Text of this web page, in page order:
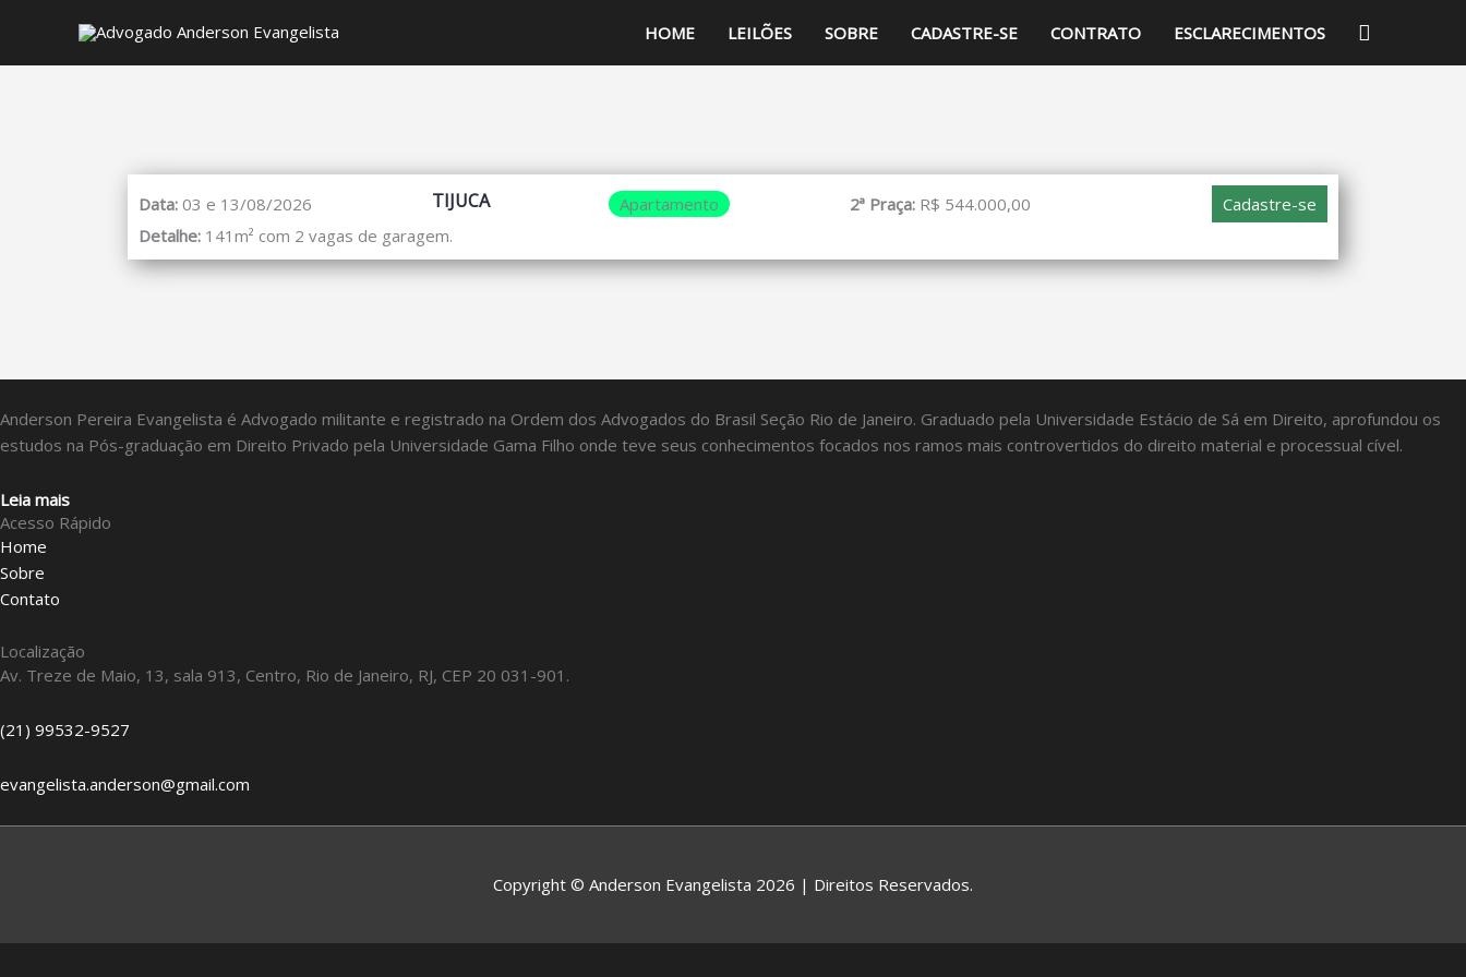
HOME LEILÕES SOBRE CADASTRE-SE CONTRATO ESCLARECIMENTOS
Data: 03 e 13/08/2026 TIJUCA Apartamento 2ª Praça: R$ 544.000,00
Cadastre-se
Detalhe: 141m² com 2 vagas de garagem.
Anderson Pereira Evangelista é Advogado militante e registrado na Ordem dos Advogados do Brasil Seção Rio de Janeiro. Graduado pela Universidade Estácio de Sá em Direito, aprofundou os
estudos na Pós-graduação em Direito Privado pela Universidade Gama Filho onde teve seus conhecimentos focados nos ramos mais controvertidos do direito material e processual cível.
Leia mais
Acesso Rápido
Home
Sobre
Contato
Localização
Av. Treze de Maio, 13, sala 913, Centro, Rio de Janeiro, RJ, CEP 20 031-901.
(21) 99532-9527
evangelista.anderson@gmail.com
Copyright © Anderson Evangelista 2026 | Direitos Reservados.